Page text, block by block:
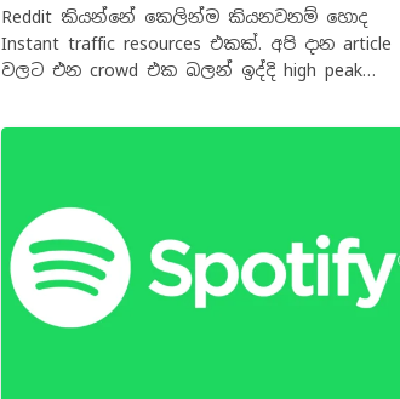
Reddit කියන්නේ කෙලින්ම කියනවනම් හොද
Instant traffic resources එකක්. අපි දාන article
වලට එන crowd එක බලන් ඉද්දි high peak…